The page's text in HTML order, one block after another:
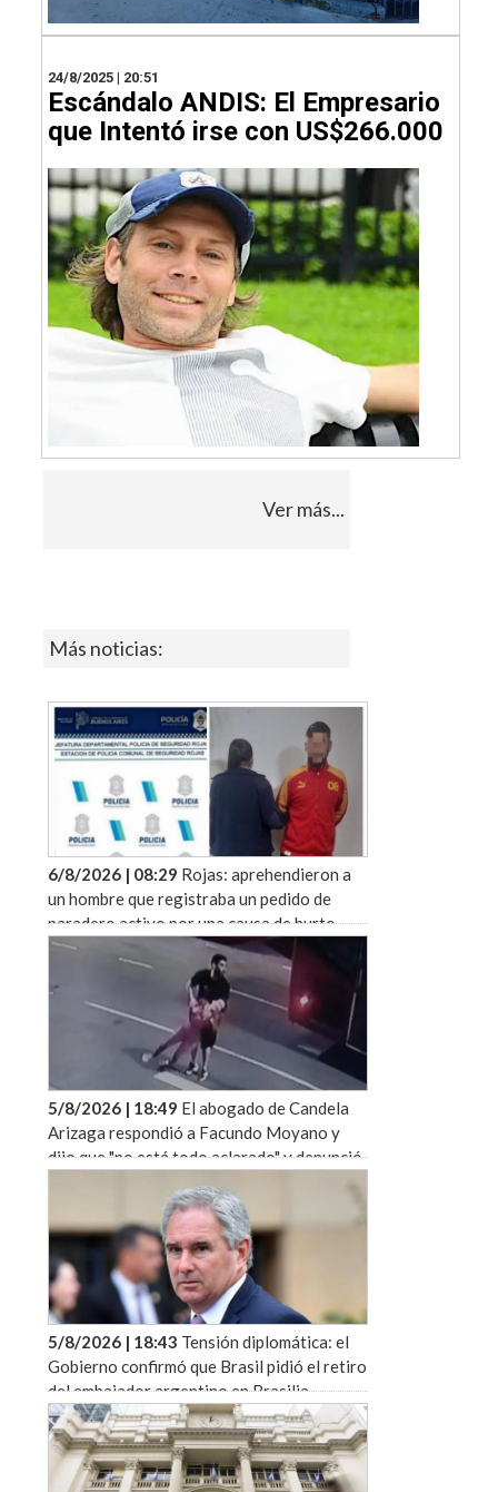
24/8/2025 | 20:51
Escándalo ANDIS: El Empresario
que Intentó irse con US$266.000
Ver más...
Más noticias:
6/8/2026 | 08:29 Rojas: aprehendieron a
un hombre que registraba un pedido de
paradero activo por una causa de hurto
5/8/2026 | 18:49 El abogado de Candela
Arizaga respondió a Facundo Moyano y
dijo que "no está todo aclarado" y denunció
5/8/2026 | 18:43 Tensión diplomática: el
Gobierno confirmó que Brasil pidió el retiro
del embajador argentino en Brasilia